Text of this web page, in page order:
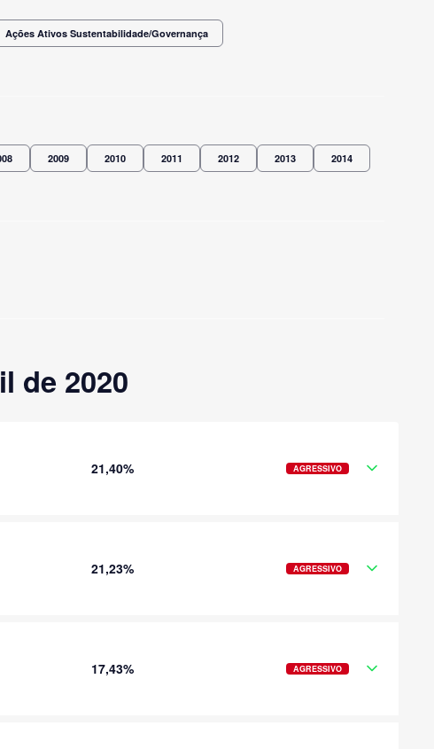
Ações Ativos Sustentabilidade/Governança
2009 2010 2011 2012 2013 2014
de 2020
21,40% AGRESSIVO
21,23% AGRESSIVO
17,43% AGRESSIVO